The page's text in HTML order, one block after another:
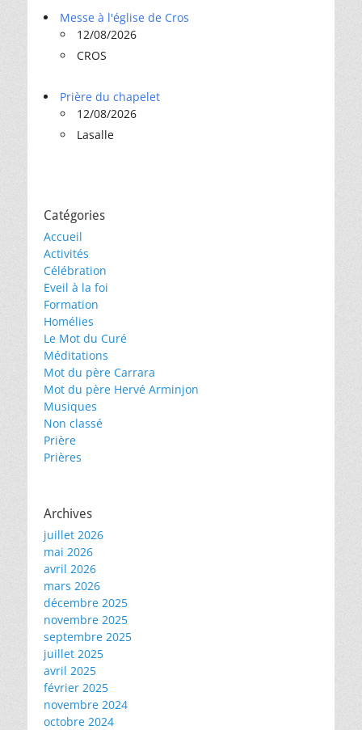
Messe à l'église de Cros
12/08/2026
CROS
Prière du chapelet
12/08/2026
Lasalle
Catégories
Accueil
Activités
Célébration
Eveil à la foi
Formation
Homélies
Le Mot du Curé
Méditations
Mot du père Carrara
Mot du père Hervé Arminjon
Musiques
Non classé
Prière
Prières
Archives
juillet 2026
mai 2026
avril 2026
mars 2026
décembre 2025
novembre 2025
septembre 2025
juillet 2025
avril 2025
février 2025
novembre 2024
octobre 2024